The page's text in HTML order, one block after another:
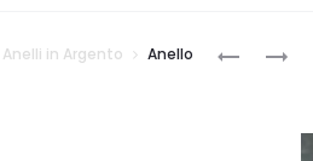
ANELLO
Anelli in Argento
Anello